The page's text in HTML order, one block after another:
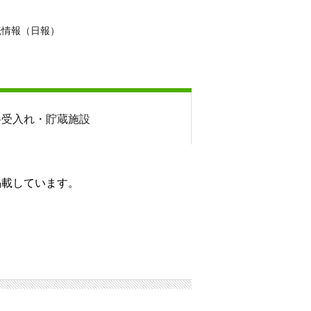
報（日報）
受入れ・貯蔵施設
しています。